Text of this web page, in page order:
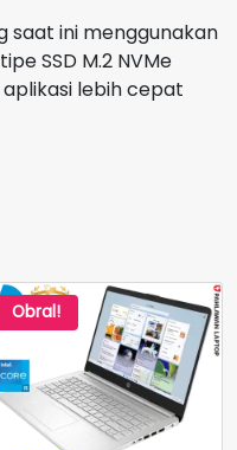
ini menggunakan
SSD M.2 NVMe
lebih cepat
Obral!